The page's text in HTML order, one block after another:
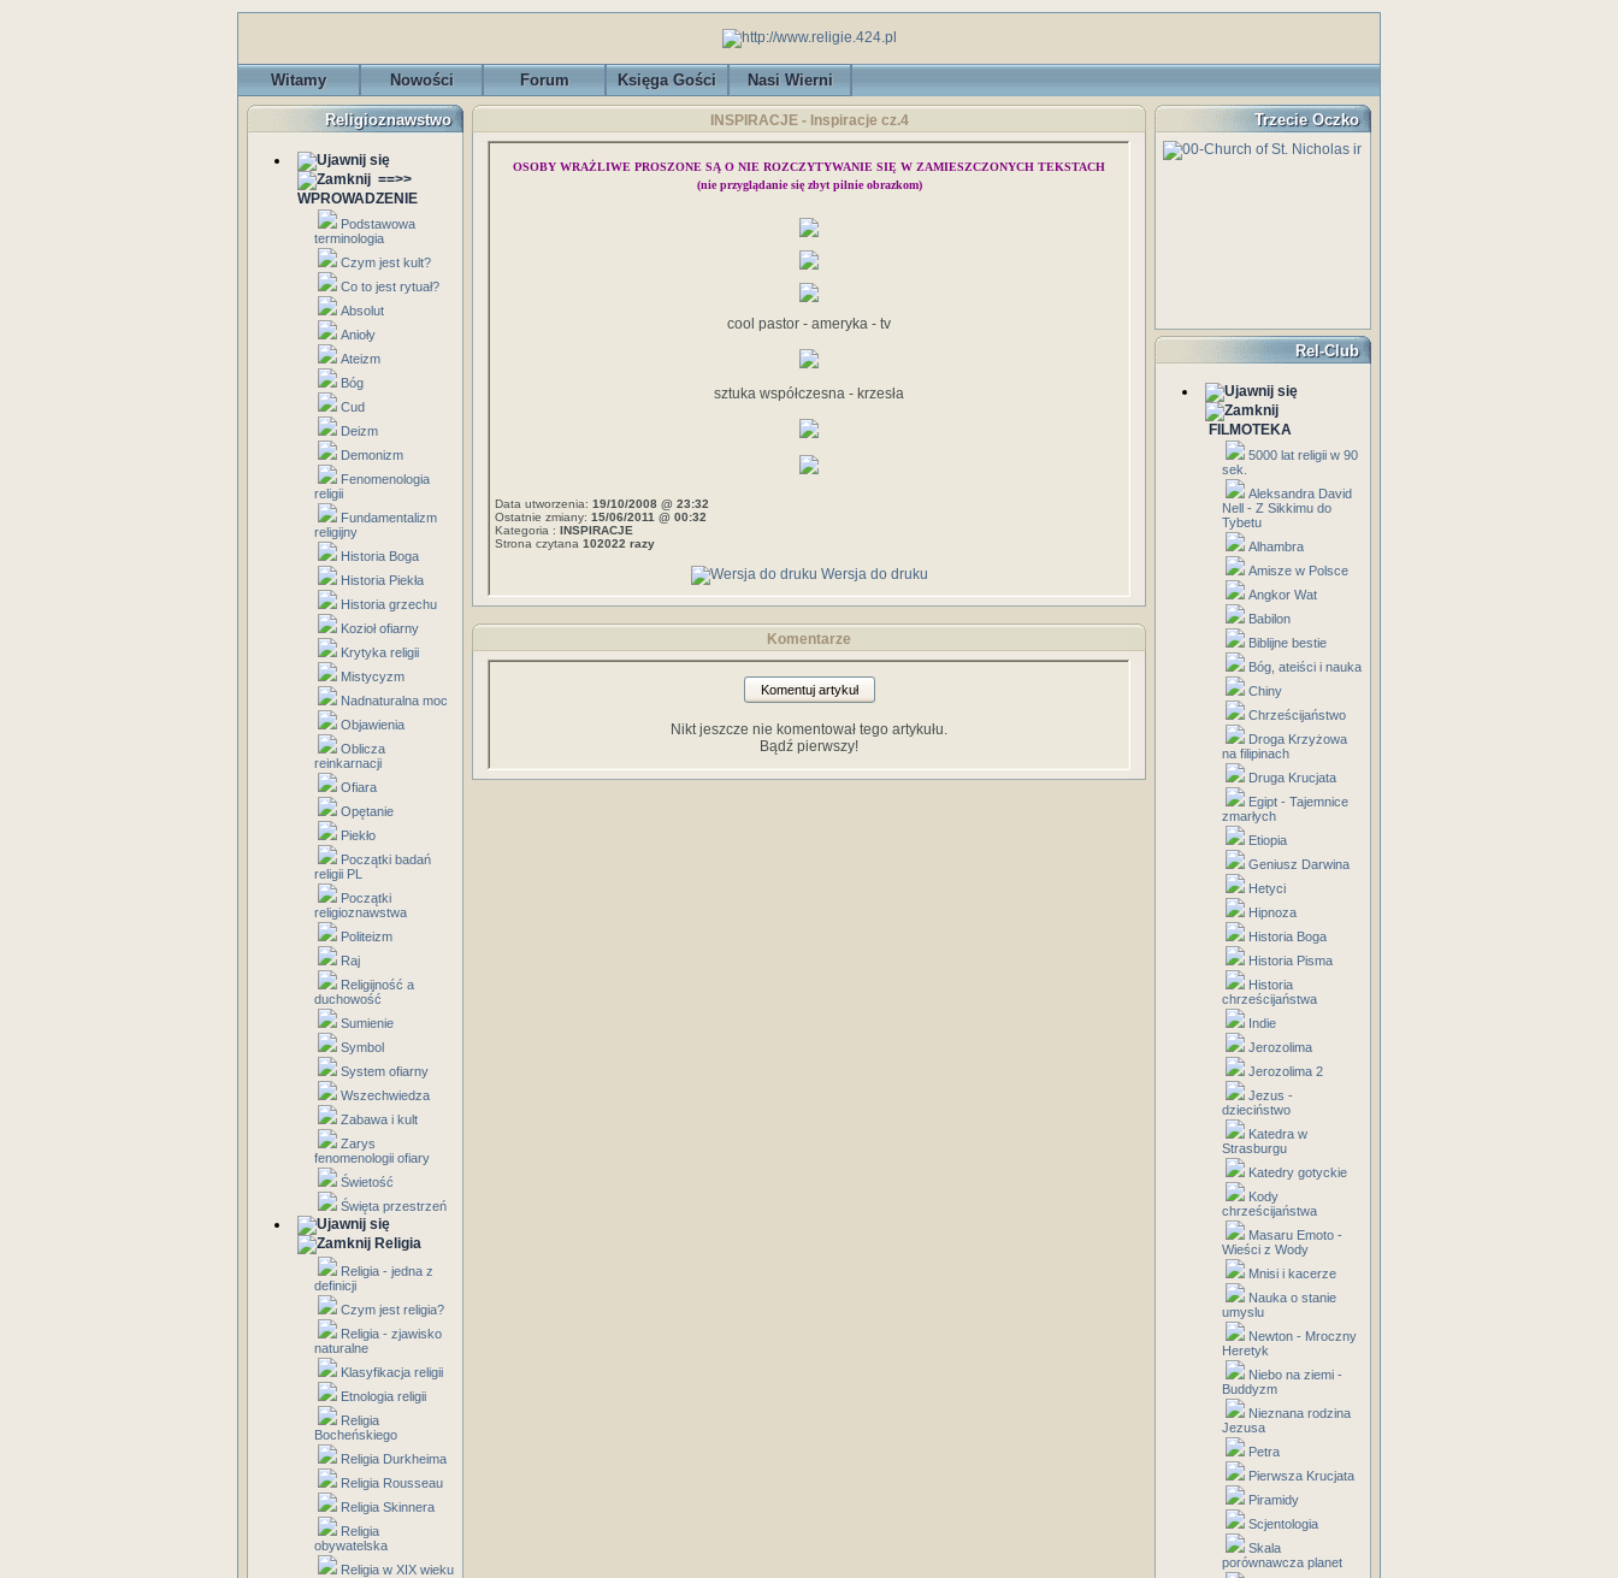
Witamy Nowości Forum Księga Gości Nasi Wierni
Religioznawstwo
==>>
WPROWADZENIE
Podstawowa
terminologia
Czym jest kult?
Co to jest rytuał?
Absolut
Anioły
Ateizm
Bóg
Cud
Deizm
Demonizm
Fenomenologia
religii
Fundamentalizm
religijny
Historia Boga
Historia Piekła
Historia grzechu
Kozioł ofiarny
Krytyka religii
Mistycyzm
Nadnaturalna moc
Objawienia
Oblicza
reinkarnacji
Ofiara
Opętanie
Piekło
Początki badań
religii PL
Początki
religioznawstwa
Politeizm
Raj
Religijność a
duchowość
Sumienie
Symbol
System ofiarny
Wszechwiedza
Zabawa i kult
Zarys
fenomenologii ofiary
Świetość
Święta przestrzeń
Religia
Religia - jedna z
definicji
Czym jest religia?
Religia - zjawisko
naturalne
Klasyfikacja religii
Etnologia religii
Religia
Bocheńskiego
Religia Durkheima
Religia Rousseau
Religia Skinnera
Religia
obywatelska
Religia w XIX wieku
INSPIRACJE - Inspiracje cz.4
OSOBY WRAŻLIWE PROSZONE SĄ O NIE ROZCZYTYWANIE SIĘ W ZAMIESZCZONYCH TEKSTACH
(nie przyglądanie się zbyt pilnie obrazkom)
cool pastor - ameryka - tv
sztuka współczesna - krzesła
Data utworzenia: 19/10/2008 @ 23:32
Ostatnie zmiany: 15/06/2011 @ 00:32
Kategoria : INSPIRACJE
Strona czytana 102022 razy
Wersja do druku
Komentarze
Komentuj artykuł
Nikt jeszcze nie komentował tego artykułu.
Bądź pierwszy!
Trzecie Oczko
Rel-Club
FILMOTEKA
5000 lat religii w 90
sek.
Aleksandra David
Nell - Z Sikkimu do
Tybetu
Alhambra
Amisze w Polsce
Angkor Wat
Babilon
Biblijne bestie
Bóg, ateiści i nauka
Chiny
Chrześcijaństwo
Droga Krzyżowa
na filipinach
Druga Krucjata
Egipt - Tajemnice
zmarłych
Etiopia
Geniusz Darwina
Hetyci
Hipnoza
Historia Boga
Historia Pisma
Historia
chrześcijaństwa
Indie
Jerozolima
Jerozolima 2
Jezus -
dzieciństwo
Katedra w
Strasburgu
Katedry gotyckie
Kody
chrześcijaństwa
Masaru Emoto -
Wieści z Wody
Mnisi i kacerze
Nauka o stanie
umyslu
Newton - Mroczny
Heretyk
Niebo na ziemi -
Buddyzm
Nieznana rodzina
Jezusa
Petra
Pierwsza Krucjata
Piramidy
Scjentologia
Skala
porównawcza planet